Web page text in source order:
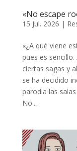
«No escape
15 Jul. 2026 |
«¿A qué viene
pues es
ciertas sagas y
se ha decidido
parodia las
No...